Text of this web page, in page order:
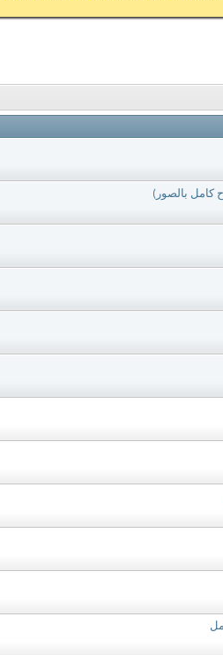
كامل بالصور)